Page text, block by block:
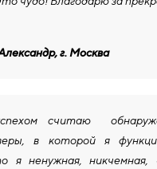
г. Москва
считаю
в которой я
я ненужная, никчемная,